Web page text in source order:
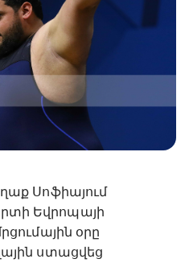
Սոֆիայում
Եվրոպայի
օրը
ստացվեց